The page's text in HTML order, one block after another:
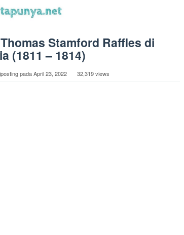
Stamford Raffles di
(1811 – 1814)
padaApril 23, 2022 32,319 views